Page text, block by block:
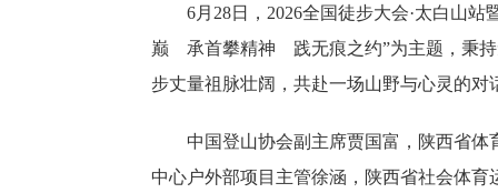
6月28日，2026全国徒步大会·太白山
巅 承首攀精神 践无痕之约”为主题，秉持
步丈量祖脉壮阔，共赴一场山野与心灵的对
中国登山协会副主席贾国富，陕西省
中心户外部项目主管徐涵，陕西省社会体